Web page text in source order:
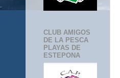
CLUB AMIGOS
DE LA PESCA
PLAYAS DE
ESTEPONA